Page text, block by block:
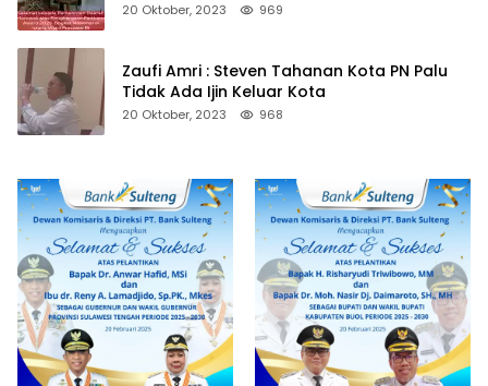
20 Oktober, 2023 969
Zaufi Amri : Steven Tahanan Kota PN Palu
Tidak Ada Ijin Keluar Kota
20 Oktober, 2023 968